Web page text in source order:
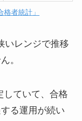
者統計」
いレンジで推移
。
していて、合格
る運用が続い